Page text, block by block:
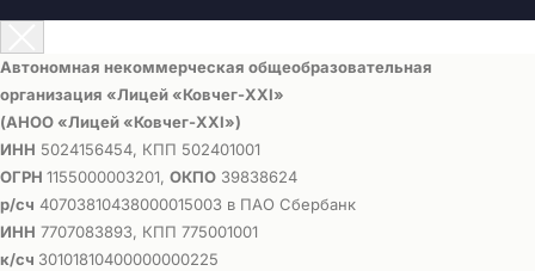
Автономная некоммерческая общеобразовательная
организация «Лицей «Ковчег-ХХI»
(АНОО «Лицей «Ковчег-ХХI»)
ИНН 5024156454, КПП 502401001
ОГРН 1155000003201, ОКПО 39838624
р/сч 40703810438000015003 в ПАО Сбербанк
ИНН 7707083893, КПП 775001001
к/сч 30101810400000000225